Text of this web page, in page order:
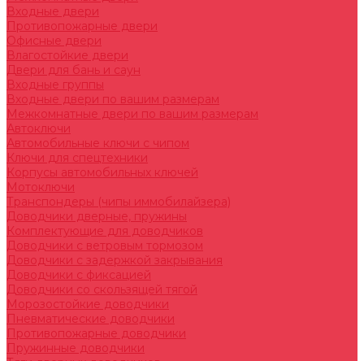
Входные двери
Противопожарные двери
Офисные двери
Влагостойкие двери
Двери для бань и саун
Входные группы
Входные двери по вашим размерам
Межкомнатные двери по вашим размерам
Автоключи
Автомобильные ключи с чипом
Ключи для спецтехники
Корпусы автомобильных ключей
Мотоключи
Транспондеры (чипы иммобилайзера)
Доводчики дверные, пружины
Комплектующие для доводчиков
Доводчики с ветровым тормозом
Доводчики с задержкой закрывания
Доводчики с фиксацией
Доводчики со скользящей тягой
Морозостойкие доводчики
Пневматические доводчики
Противопожарные доводчики
Пружинные доводчики